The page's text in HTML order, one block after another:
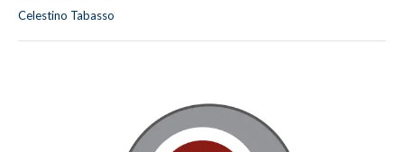
Celestino Tabasso